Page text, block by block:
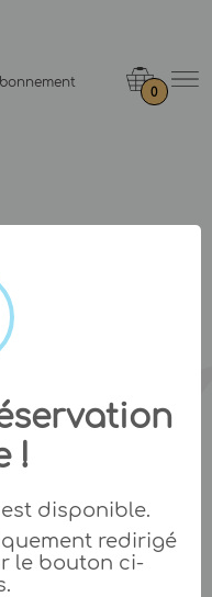
0
!
disponible.
redirigé
le bouton ci-